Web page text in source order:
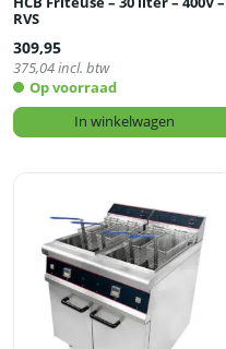
RVS
309,95
375,04incl. btw
Op voorraad
In winkelwagen